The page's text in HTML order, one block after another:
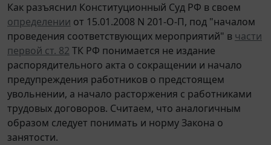
Как разъяснил Конституционный Суд РФ в своем
определении от 15.01.2008 N 201-О-П, под "началом
проведения соответствующих мероприятий" в части
первой ст. 82 ТК РФ понимается не издание
распорядительного акта о сокращении и начало
предупреждения работников о предстоящем
увольнении, а начало расторжения с работниками
трудовых договоров. Считаем, что аналогичным
образом следует понимать и норму Закона о
занятости.